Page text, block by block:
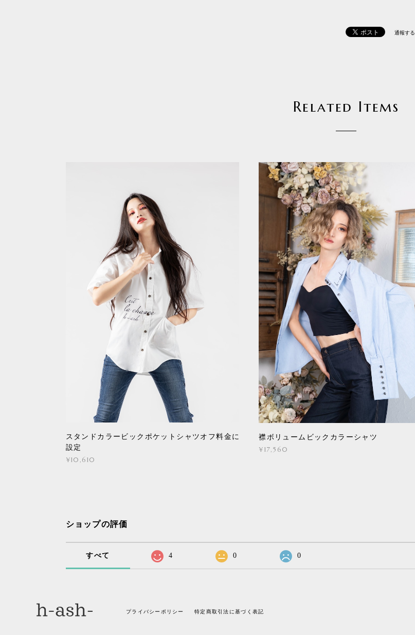
通報する
Related Items
スタンドカラービックポケットシャツオフ料金に
設定
¥10,610
襟ボリュームビックカラーシャツ
¥17,560
ショップの評価
すべて 4 0 0
プライバシーポリシー 特定商取引法に基づく表記